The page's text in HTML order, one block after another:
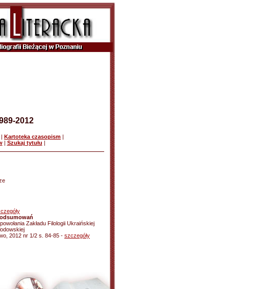
2012
| Kartoteka czasopism |
| Szukaj tytułu |
Zakładu Filologii Ukraińskiej
2012 nr 1/2 s. 84-85 - szczegóły